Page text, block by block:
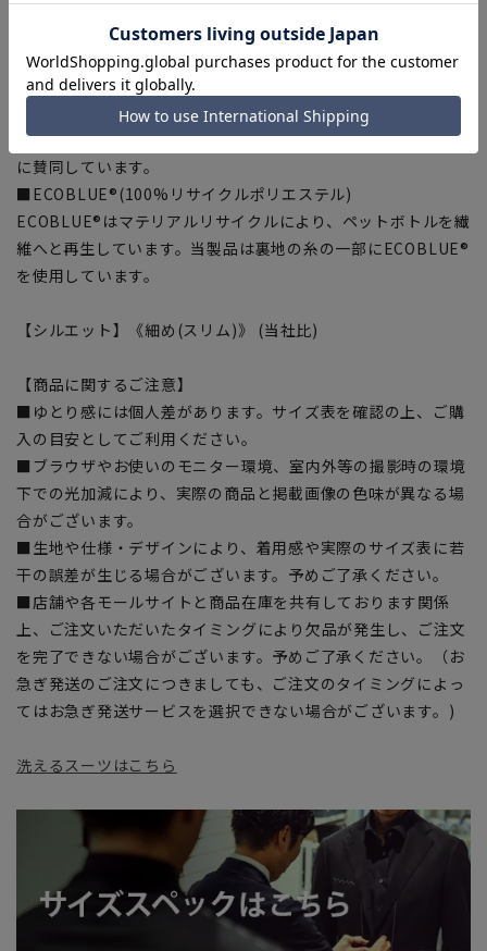
■折り目スッキリ
生地特性により綺麗なプリーツラインをキープ。
■Plastics Smart
この商品はリサイクル原料を使用し、プラスチック・スマート
に賛同しています。
■ECOBLUE®(100%リサイクルポリエステル)
ECOBLUE®はマテリアルリサイクルにより、ペットボトルを繊
維へと再生しています。当製品は裏地の糸の一部にECOBLUE®
を使用しています。
【シルエット】《細め(スリム)》 (当社比)
【商品に関するご注意】
■ゆとり感には個人差があります。サイズ表を確認の上、ご購
入の目安としてご利用ください。
■ブラウザやお使いのモニター環境、室内外等の撮影時の環境
下での光加減により、実際の商品と掲載画像の色味が異なる場
合がございます。
■生地や仕様・デザインにより、着用感や実際のサイズ表に若
干の誤差が生じる場合がございます。予めご了承ください。
■店舗や各モールサイトと商品在庫を共有しております関係
上、ご注文いただいたタイミングにより欠品が発生し、ご注文
を完了できない場合がございます。予めご了承ください。（お
急ぎ発送のご注文につきましても、ご注文のタイミングによっ
てはお急ぎ発送サービスを選択できない場合がございます。)
洗えるスーツはこちら